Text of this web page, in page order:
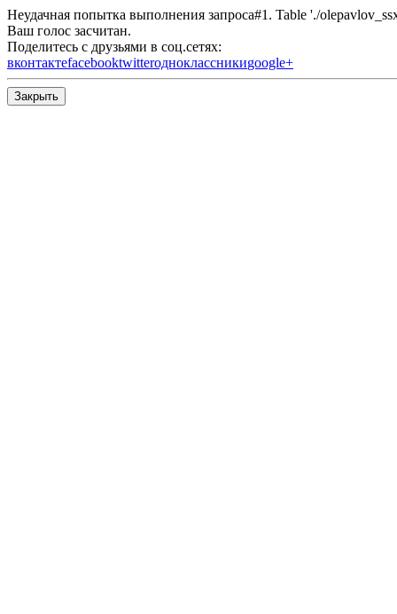
Неудачная попытка выполнения запроса#1. Table './
Ваш голос засчитан.
Поделитесь с друзьями в соц.сетях:
вконтактеfacebooktwitterодноклассникиgoogle+